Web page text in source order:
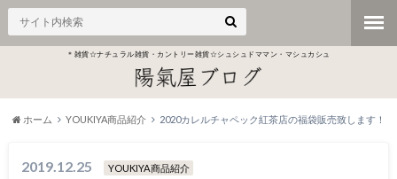
＊雑貨☆ナチュラル雑貨・カントリー雑貨☆シュシュドママン・マシュカシュ
ホーム YOUKIYA商品紹介 2020カレルチャペック紅茶店の福袋販売致します！
2019.12.25 YOUKIYA商品紹介